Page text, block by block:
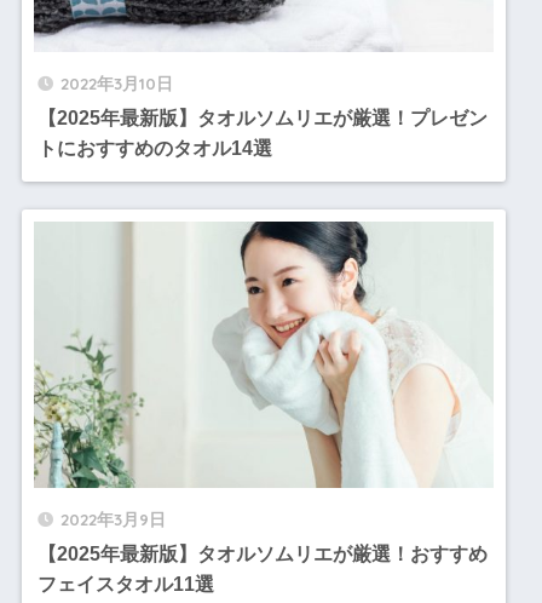
2022年3月10日
【2025年最新版】タオルソムリエが厳選！プレゼン
トにおすすめのタオル14選
2022年3月9日
【2025年最新版】タオルソムリエが厳選！おすすめ
フェイスタオル11選